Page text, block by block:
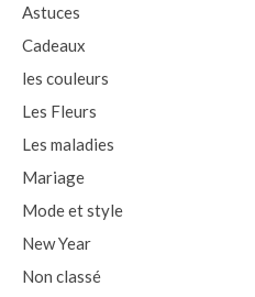
Astuces
Cadeaux
les couleurs
Les Fleurs
Les maladies
Mariage
Mode et style
New Year
Non classé